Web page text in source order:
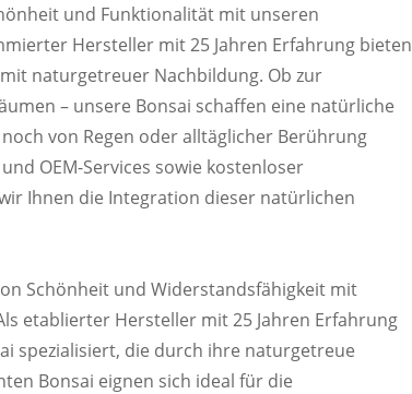
und Funktionalität mit unseren
Hersteller mit 25 Jahren Erfahrung bieten
naturgetreuer Nachbildung. Ob zur
– unsere Bonsai schaffen eine natürliche
von Regen oder alltäglicher Berührung
OEM-Services sowie kostenloser
Ihnen die Integration dieser natürlichen
Schönheit und Widerstandsfähigkeit mit
etablierter Hersteller mit 25 Jahren Erfahrung
spezialisiert, die durch ihre naturgetreue
Bonsai eignen sich ideal für die